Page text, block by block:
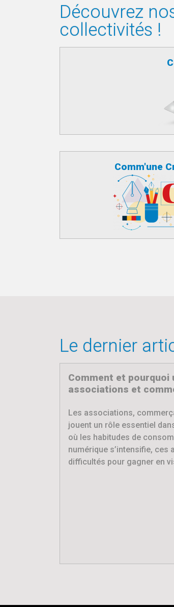
Découvrez
collectivités !
Comm'une
Le dernier
Comment et
associations et
Les associations,
jouent un rôle essentiel
où les habitudes de
numérique s’intensifie, ces
difficultés pour gagner en